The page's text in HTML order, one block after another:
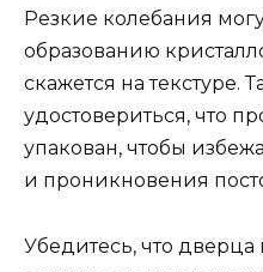
Резкие колебания
образованию
скажется на текстуре.
удостовериться, что
упакован, чтобы
и проникновения
Убедитесь, что